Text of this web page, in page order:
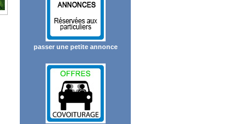
passer une petite annonce